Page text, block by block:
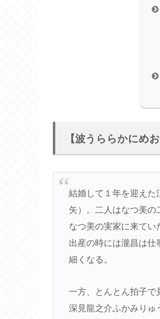
【波うららかにめ
結婚して１年を迎えた
矢）。二人はなつ美の
なつ美の実家に来て
出産の時には瀧昌は
細くなる。
一方、とんとん拍子で
深見龍之介ふかみりゅ